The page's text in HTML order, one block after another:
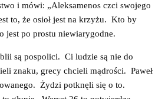
i mówi: „Aleksamenos czci swojego
to, że osioł jest na krzyżu. Kto by
jest po prostu niewiarygodne.
są pospolici. Ci ludzie są nie do
znaku, grecy chcieli mądrości. Paweł
Żydzi potknęli się o to.